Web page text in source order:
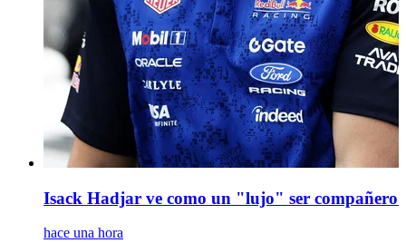
Isack Hadjar ve como un "lujo" ser compañero
hace una hora